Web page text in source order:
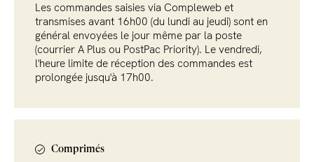
Les commandes saisies via Compleweb et
transmises avant 16h00 (du lundi au jeudi) sont en
général envoyées le jour même par la poste
(courrier A Plus ou PostPac Priority). Le vendredi,
l'heure limite de réception des commandes est
prolongée jusqu'à 17h00.
Comprimés